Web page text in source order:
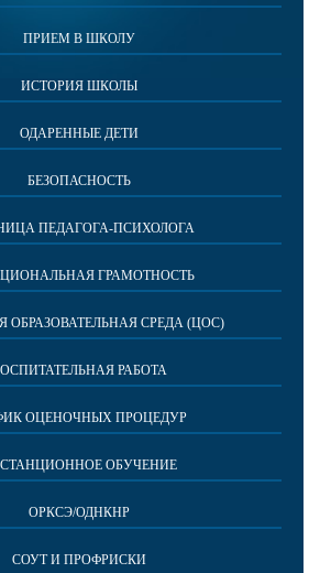
ПРИЕМ В ШКОЛУ
ИСТОРИЯ ШКОЛЫ
ОДАРЕННЫЕ ДЕТИ
БЕЗОПАСНОСТЬ
ПЕДАГОГА-ПСИХОЛОГА
ГРАМОТНОСТЬ
ОБРАЗОВАТЕЛЬНАЯ СРЕДА (ЦОС)
РАБОТА
ОЦЕНОЧНЫХ ПРОЦЕДУР
ОБУЧЕНИЕ
ОРКСЭ/ОДНКНР
СОУТ И ПРОФРИСКИ